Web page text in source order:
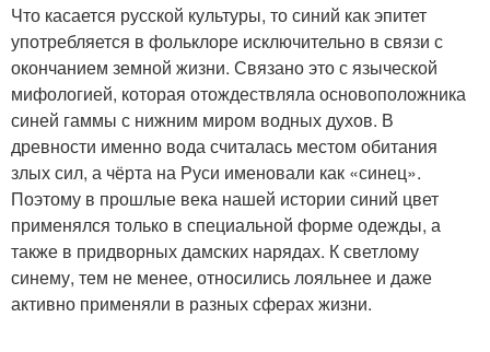
Что касается русской культуры, то синий как эпитет
употребляется в фольклоре исключительно в связи с
окончанием земной жизни. Связано это с языческой
мифологией, которая отождествляла основоположника
синей гаммы с нижним миром водных духов. В
древности именно вода считалась местом обитания
злых сил, а чёрта на Руси именовали как «синец».
Поэтому в прошлые века нашей истории синий цвет
применялся только в специальной форме одежды, а
также в придворных дамских нарядах. К светлому
синему, тем не менее, относились лояльнее и даже
активно применяли в разных сферах жизни.